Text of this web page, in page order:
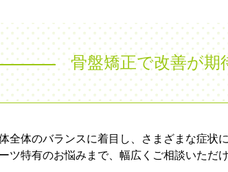
骨盤矯正で改善が期
全体のバランスに着目し、さまざまな症状
ツ特有のお悩みまで、幅広くご相談いただけ